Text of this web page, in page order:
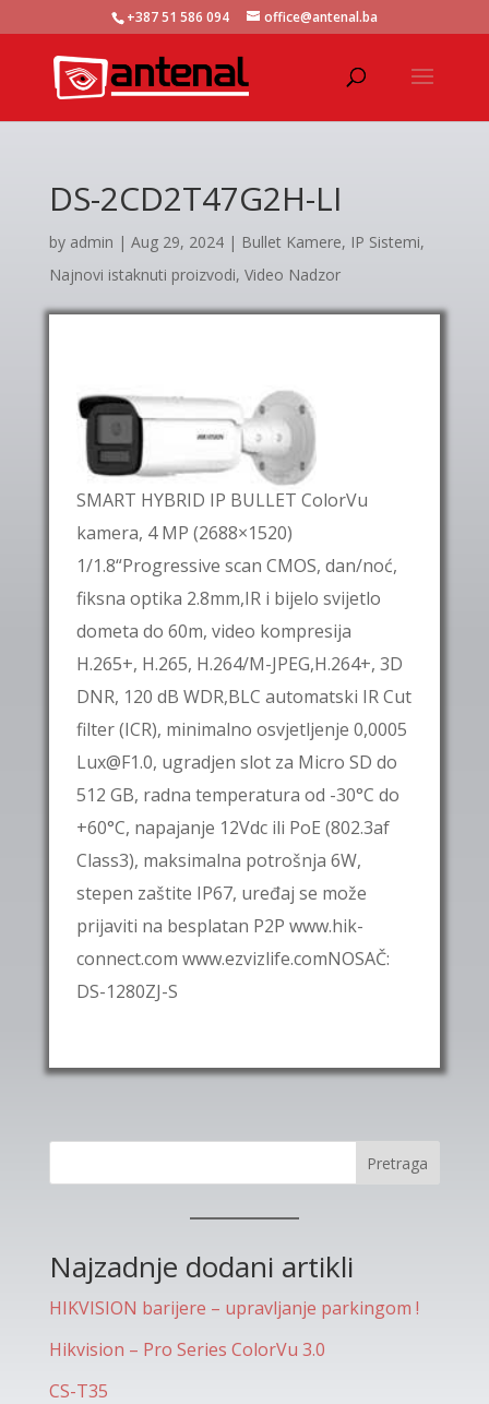
+387 51 586 094 office@antenal.ba
DS-2CD2T47G2H-LI
by admin | Aug 29, 2024| Bullet Kamere, IP Sistemi,
Najnovi istaknuti proizvodi, Video Nadzor
SMART HYBRID IP BULLET ColorVu
kamera, 4 MP (2688×1520)
1/1.8“Progressive scan CMOS, dan/noć,
fiksna optika 2.8mm,IR i bijelo svijetlo
dometa do 60m, video kompresija
H.265+, H.265, H.264/M-JPEG,H.264+, 3D
DNR, 120 dB WDR,BLC automatski IR Cut
filter (ICR), minimalno osvjetljenje 0,0005
Lux@F1.0, ugradjen slot za Micro SD do
512 GB, radna temperatura od -30°C do
+60°C, napajanje 12Vdc ili PoE (802.3af
Class3), maksimalna potrošnja 6W,
stepen zaštite IP67, uređaj se može
prijaviti na besplatan P2P www.hik-
connect.com www.ezvizlife.comNOSAČ:
DS-1280ZJ-S
Pretraga
Najzadnje dodani artikli
HIKVISION barijere – upravljanje parkingom !
Hikvision – Pro Series ColorVu 3.0
CS-T35